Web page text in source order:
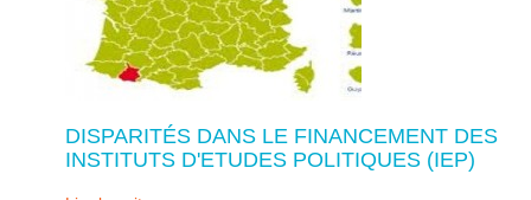
DISPARITÉS DANS LE FINANCEMENT DES
INSTITUTS D'ETUDES POLITIQUES (IEP)